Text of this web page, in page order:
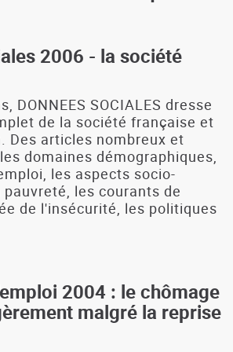
2006 - la société
DONNEES SOCIALES dresse
de la société française et
Des articles nombreux et
domaines démographiques,
les aspects socio-
les courants de
de l'insécurité, les politiques
2004 : le chômage
malgré la reprise